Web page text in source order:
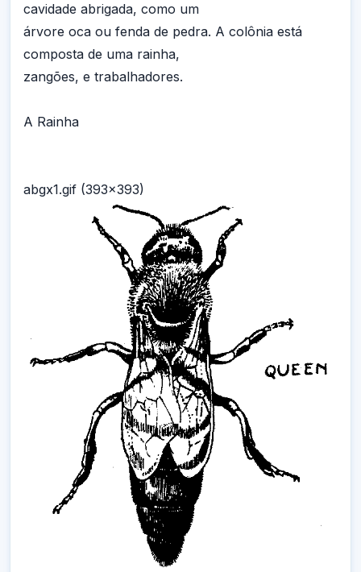
cavidade abrigada, como um
árvore oca ou fenda de pedra. A colônia está
composta de uma rainha,
zangões, e trabalhadores.
A Rainha
abgx1.gif (393x393)